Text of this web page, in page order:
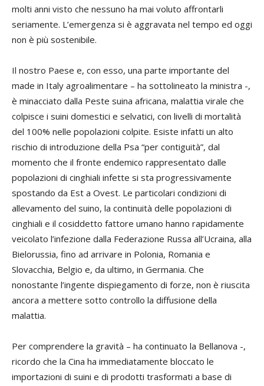
molti anni visto che nessuno ha mai voluto affrontarli
seriamente. L’emergenza si è aggravata nel tempo ed oggi
non è più sostenibile.
Il nostro Paese e, con esso, una parte importante del
made in Italy agroalimentare – ha sottolineato la ministra -,
è minacciato dalla Peste suina africana, malattia virale che
colpisce i suini domestici e selvatici, con livelli di mortalità
del 100% nelle popolazioni colpite. Esiste infatti un alto
rischio di introduzione della Psa “per contiguità”, dal
momento che il fronte endemico rappresentato dalle
popolazioni di cinghiali infette si sta progressivamente
spostando da Est a Ovest. Le particolari condizioni di
allevamento del suino, la continuità delle popolazioni di
cinghiali e il cosiddetto fattore umano hanno rapidamente
veicolato l’infezione dalla Federazione Russa all’Ucraina, alla
Bielorussia, fino ad arrivare in Polonia, Romania e
Slovacchia, Belgio e, da ultimo, in Germania. Che
nonostante l’ingente dispiegamento di forze, non è riuscita
ancora a mettere sotto controllo la diffusione della
malattia.
Per comprendere la gravità – ha continuato la Bellanova -,
ricordo che la Cina ha immediatamente bloccato le
importazioni di suini e di prodotti trasformati a base di